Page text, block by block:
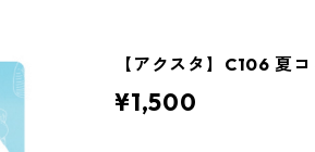
【アクスタ】C106 夏
¥1,500